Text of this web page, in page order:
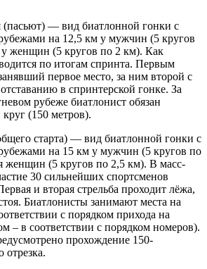
(пасьют) — вид биатлонной гонки с
на 12,5 км у мужчин (5 кругов
женщин (5 кругов по 2 км). Как
по итогам спринта. Первым
первое место, за ним второй с
в спринтерской гонке. За
рубеже биатлонист обязан
(150 метров).
старта) — вид биатлонной гонки с
на 15 км у мужчин (5 кругов по
женщин (5 кругов по 2,5 км). В масс-
30 сильнейших спортсменов
и вторая стрельба проходит лёжа,
Биатлонисты занимают места на
с порядком прихода на
– в соответствии с порядком номеров).
прохождение 150-
отрезка.